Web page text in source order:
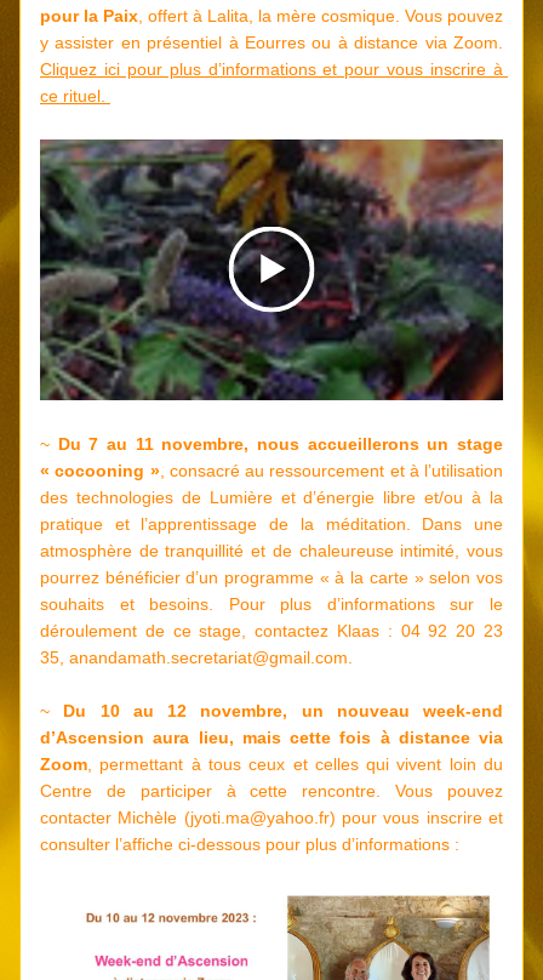
pour la Paix , offert à Lalita, la mère cosmique. Vous pouvez
Cliquez ici pour plus d’informations et pour vous inscrire à
ce rituel.
~ Du 7 au 11 novembre, nous accueillerons un stage
« cocooning », consacré au ressourcement et à l’utilisation
des technologies de Lumière et d’énergie libre et/ou à la
pratique et l’apprentissage de la méditation. Dans une
atmosphère de tranquillité et de chaleureuse intimité, vous
pourrez bénéficier d’un programme « à la carte » selon vos
souhaits et besoins. Pour plus d’informations sur le
déroulement de ce stage, contactez Klaas : 04 92 20 23
35, anandamath.secretariat@gmail.com
~ Du 10 au 12 novembre, un nouveau week-end
d’Ascension aura lieu, mais cette fois à distance via
Zoom , permettant à tous ceux et celles qui vivent loin du
Centre de participer à cette rencontre. Vous pouvez
contacter Michèle (jyoti.ma@yahoo.fr) pour vous inscrire et
consulter l’affiche ci-dessous pour plus d’informations :